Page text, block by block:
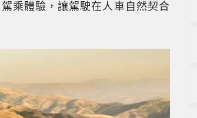
乘體驗，讓駕駛在人車自然契合